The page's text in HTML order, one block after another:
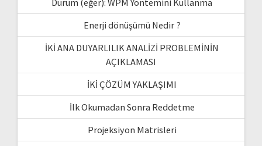
Durum (eğer): WPM Yöntemini Kullanma
Enerji dönüşümü Nedir ?
İKİ ANA DUYARLILIK ANALİZİ PROBLEMİNİN
AÇIKLAMASI
İKİ ÇÖZÜM YAKLAŞIMI
İlk Okumadan Sonra Reddetme
Projeksiyon Matrisleri